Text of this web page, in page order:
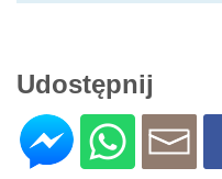
Udostępnij